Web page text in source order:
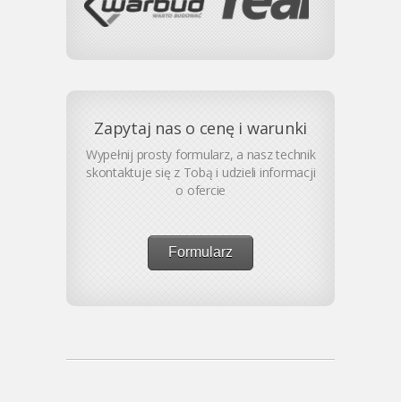
Zapytaj nas o cenę i warunki
Wypełnij prosty formularz, a nasz technik
skontaktuje się z Tobą i udzieli informacji
o ofercie
Formularz